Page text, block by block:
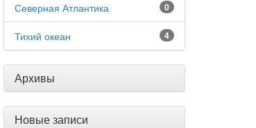
0
Северная Атлантика
4
Тихий океан
Архивы
Новые записи